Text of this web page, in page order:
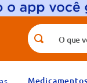
você busca?
Medicamentos
Termos mais
1
medicamento